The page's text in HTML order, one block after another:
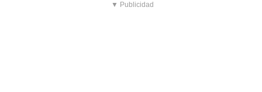
▼ Publicidad